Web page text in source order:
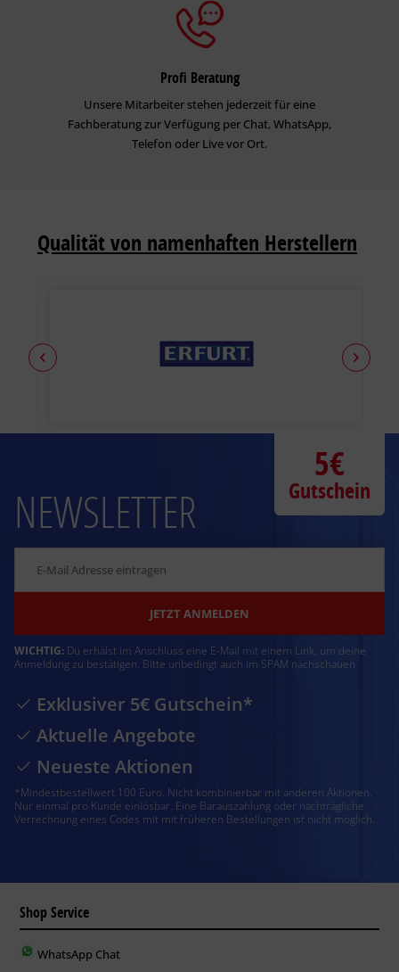
Profi Beratung
Unsere Mitarbeiter stehen jederzeit für eine
Fachberatung zur Verfügung per Chat, WhatsApp,
Telefon oder Live vor Ort.
Qualität von namenhaften Herstellern
NEWSLETTER
JETZT ANMELDEN
WICHTIG: Du erhälst im Anschluss eine E-Mail mit einem Link, um deine
Anmeldung zu bestätigen. Bitte unbedingt auch im SPAM nachschauen
Exklusiver 5€ Gutschein*
Aktuelle Angebote
Neueste Aktionen
*Mindestbestellwert 100 Euro. Nicht kombinierbar mit anderen Aktionen.
Nur einmal pro Kunde einlösbar. Eine Barauszahlung oder nachträgliche
Verrechnung eines Codes mit mit früheren Bestellungen ist nicht möglich.
5€
Gutschein
Shop Service
WhatsApp Chat